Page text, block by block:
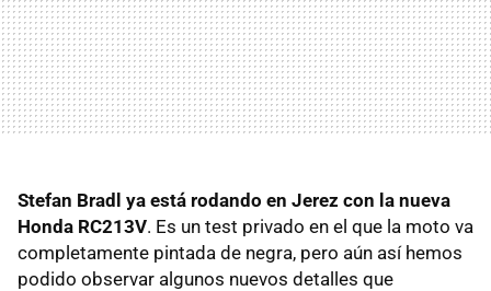
Stefan Bradl ya está rodando en Jerez con la nueva
Honda RC213V. Es un test privado en el que la moto va
completamente pintada de negra, pero aún así hemos
podido observar algunos nuevos detalles que